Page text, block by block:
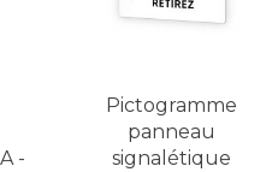
-
Pictogramme
panneau
signalétique